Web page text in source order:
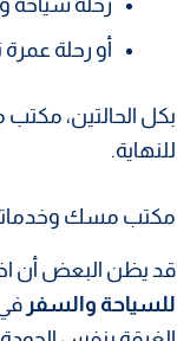
رحلة سياحة
أو رحلة
بكل الحالتين،
للنهاية.
مكتب مسك
قد يظن البعض أن
للسياحة والسفر